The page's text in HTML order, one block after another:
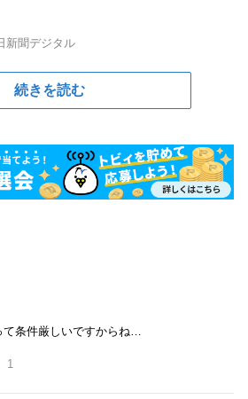
新聞デジタル
続きを読む
て条件厳しいですからね…
1